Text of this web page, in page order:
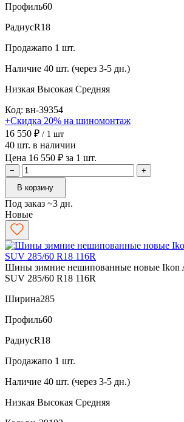
Профиль60
РадиусR18
Продажапо 1 шт.
Наличие 40 шт. (через 3-5 дн.)
Низкая Высокая Средняя
Код: вн-39354
+Скидка 20% на шиномонтаж
16 550 ₽ / 1 шт
40 шт. в наличии
Цена 16 550 ₽ за 1 шт.
−
+
В корзину
Под заказ ~3 дн.
Новые
Шины зимние нешипованные новые Ikon
SUV 285/60 R18 116R
Ширина285
Профиль60
РадиусR18
Продажапо 1 шт.
Наличие 40 шт. (через 3-5 дн.)
Низкая Высокая Средняя